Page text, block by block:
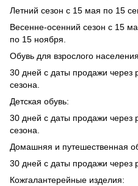
Летний сезон с 15 мая по 15
Весенне-осенний сезон с 15
по 15 ноября.
Обувь для взрослого
30 дней с даты продажи через
сезона.
Детская обувь:
30 дней с даты продажи через
сезона.
Домашняя и путешественная
30 дней с даты продажи через
Кожгалантерейные изделия: